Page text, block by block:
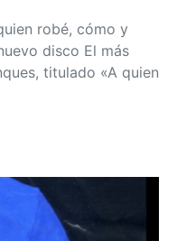
robé, cómo y
disco El más
titulado «A quien